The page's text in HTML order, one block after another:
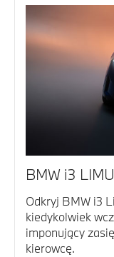
BMW i3
Odkryj BMW i3
kiedykolwiek
imponujący
kierowcę.